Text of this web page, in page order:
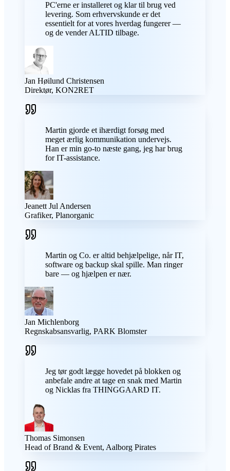
PC'erne er installeret og klar til brug ved
levering. Som erhvervskunde er det
essentielt for at vores hverdag fungerer —
og de vender ALTID tilbage.
Jan Høilund Christensen
Direktør, KON2RET
Martin gjorde et ihærdigt forsøg med
meget ærlig kommunikation undervejs.
Han er min go-to næste gang, jeg har brug
for IT-assistance.
Jeanett Jul Andersen
Grafiker, Planorganic
Martin og Co. er altid behjælpelige, når IT,
software og backup skal spille. Man ringer
bare — og hjælpen er nær.
Jan Michlenborg
Regnskabsansvarlig, PARK Blomster
Jeg tør godt lægge hovedet på blokken og
anbefale andre at tage en snak med Martin
og Nicklas fra THINGGAARD IT.
Thomas Simonsen
Head of Brand & Event, Aalborg Pirates